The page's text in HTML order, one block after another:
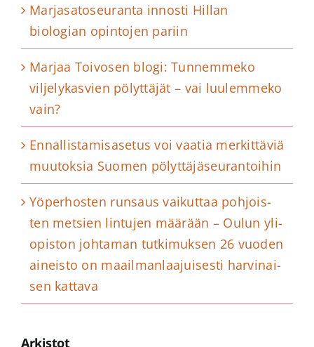
Marjasatoseuranta innosti Hillan
biologian opintojen pariin
Marjaa Toivosen blogi: Tunnemmeko
viljelykasvien pölyttäjät – vai luulemmeko
vain?
Ennallistamisasetus voi vaatia merkittäviä
muutoksia Suomen pölyttäjäseurantoihin
Yö­per­hos­ten runsaus vai­kut­taa poh­jois­
ten metsien lin­tu­jen määrään – Oulun yli­
opis­ton joh­ta­man tut­ki­muk­sen 26 vuoden
ai­neis­to on maail­man­laa­jui­ses­ti har­vi­nai­
sen kattava
Arkistot